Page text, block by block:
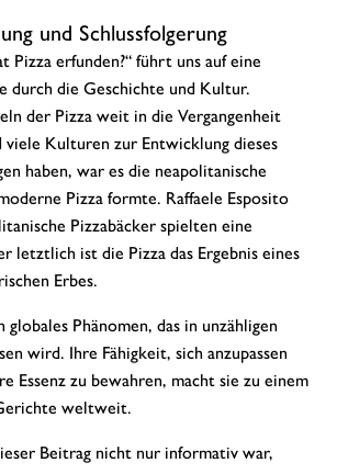
und Schlussfolgerung
Pizza erfunden?“ führt uns auf eine
durch die Geschichte und Kultur.
der Pizza weit in die Vergangenheit
viele Kulturen zur Entwicklung dieses
haben, war es die neapolitanische
Pizza formte. Raffaele Esposito
Pizzabäcker spielten eine
letztlich ist die Pizza das Ergebnis eines
Erbes.
Phänomen, das in unzähligen
wird. Ihre Fähigkeit, sich anzupassen
Essenz zu bewahren, macht sie zu einem
weltweit.
Beitrag nicht nur informativ war,